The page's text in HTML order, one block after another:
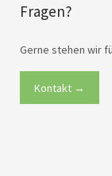
Fragen?
Gerne stehen wir
Kontakt →